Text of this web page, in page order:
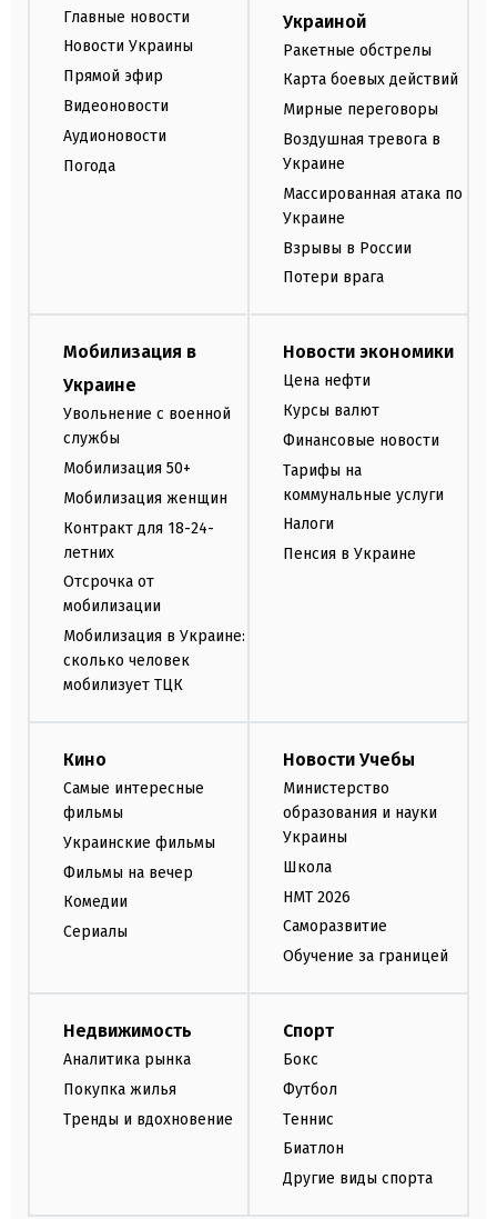
Главные новости
Новости Украины
Прямой эфир
Видеоновости
Аудионовости
Погода
Украиной
Ракетные обстрелы
Карта боевых действий
Мирные переговоры
Воздушная тревога в
Украине
Массированная атака по
Украине
Взрывы в России
Потери врага
Мобилизация в
Украине
Увольнение с военной
службы
Мобилизация 50+
Мобилизация женщин
Контракт для 18-24-
летних
Отсрочка от
мобилизации
Мобилизация в Украине:
сколько человек
мобилизует ТЦК
Новости экономики
Цена нефти
Курсы валют
Финансовые новости
Тарифы на
коммунальные услуги
Налоги
Пенсия в Украине
Кино
Самые интересные
фильмы
Украинские фильмы
Фильмы на вечер
Комедии
Сериалы
Новости Учебы
Министерство
образования и науки
Украины
Школа
НМТ 2026
Саморазвитие
Обучение за границей
Недвижимость
Аналитика рынка
Покупка жилья
Тренды и вдохновение
Спорт
Бокс
Футбол
Теннис
Биатлон
Другие виды спорта